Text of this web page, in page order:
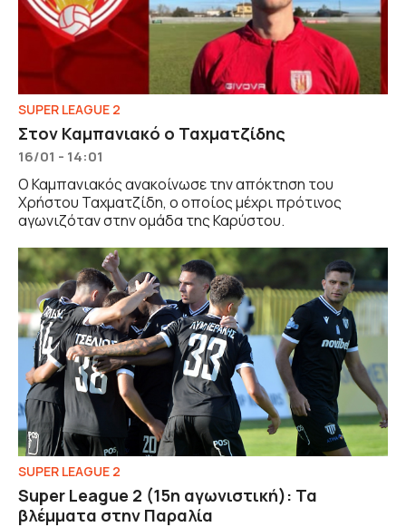
SUPER LEAGUE 2
Στον Καμπανιακό ο Ταχματζίδης
16/01 - 14:01
Ο Καμπανιακός ανακοίνωσε την απόκτηση του
Χρήστου Ταχματζίδη, ο οποίος μέχρι πρότινος
αγωνιζόταν στην ομάδα της Καρύστου.
SUPER LEAGUE 2
Super League 2 (15η αγωνιστική): Τα
βλέμματα στην Παραλία